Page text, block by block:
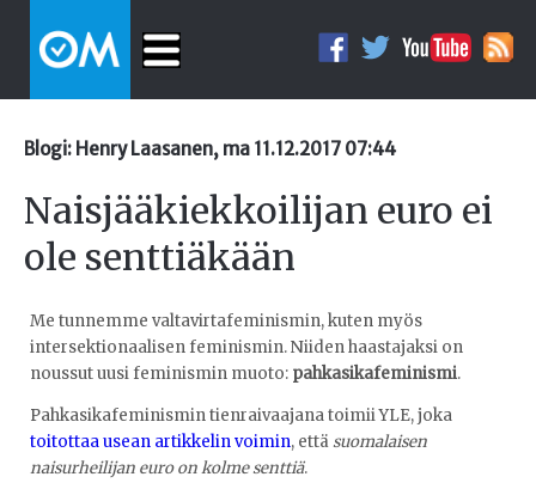
Blogi: Henry Laasanen, ma 11.12.2017 07:44
Naisjääkiekkoilijan euro ei
ole senttiäkään
Me tunnemme valtavirtafeminismin, kuten myös
intersektionaalisen feminismin. Niiden haastajaksi on
noussut uusi feminismin muoto: pahkasikafeminismi.
Pahkasikafeminismin tienraivaajana toimii YLE, joka
toitottaa usean artikkelin voimin, ettäsuomalaisen
naisurheilijan euro on kolme senttiä.